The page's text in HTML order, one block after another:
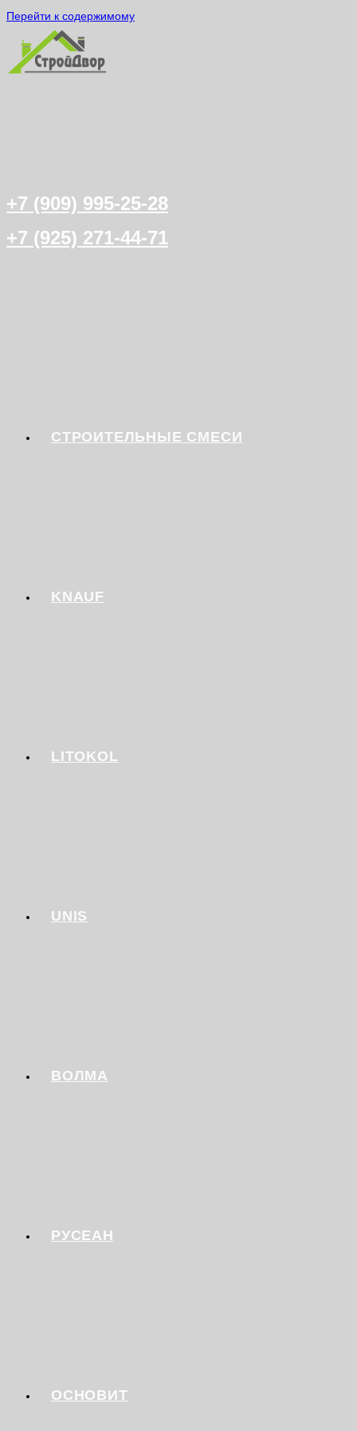
Перейти к содержимому
+7 (909) 995-25-28
+7 (925) 271-44-71
СТРОИТЕЛЬНЫЕ СМЕСИ
KNAUF
LITOKOL
UNIS
ВОЛМА
РУСЕАН
ОСНОВИТ